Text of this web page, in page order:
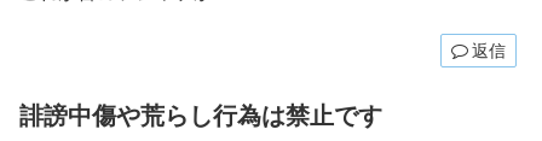
返信
誹謗中傷や荒らし行為は禁止です